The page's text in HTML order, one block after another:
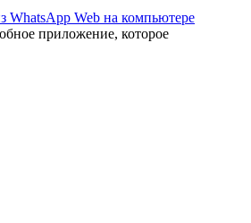
WhatsApp Web на компьютере
приложение, которое